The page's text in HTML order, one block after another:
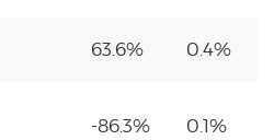
63.6% 0.4%
-86.3% 0.1%